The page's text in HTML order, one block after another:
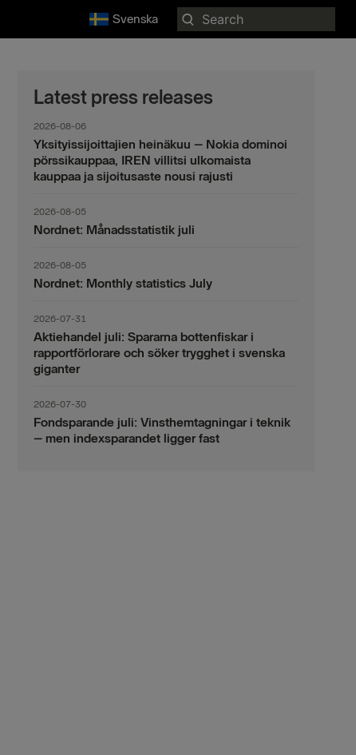
Svenska
Search
for:
Latest press releases
2026-08-06
Yksityissijoittajien heinäkuu – Nokia dominoi
pörssikauppaa, IREN villitsi ulkomaista
kauppaa ja sijoitusaste nousi rajusti
2026-08-05
Nordnet: Månadsstatistik juli
2026-08-05
Nordnet: Monthly statistics July
2026-07-31
Aktiehandel juli: Spararna bottenfiskar i
rapportförlorare och söker trygghet i svenska
giganter
2026-07-30
Fondsparande juli: Vinsthemtagningar i teknik
– men indexsparandet ligger fast